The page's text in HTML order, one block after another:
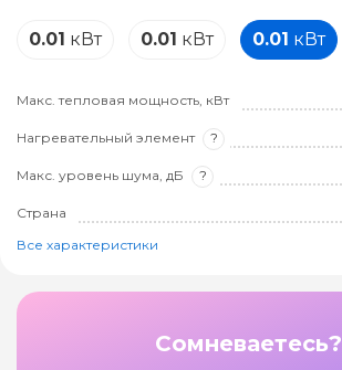
0.01 кВт 0.01 кВт 0.01 кВт
Макс. тепловая мощность, кВт
Нагревательный элемент ?
Макс. уровень шума, дБ ?
Страна
Все характеристики
Сомневаетесь?